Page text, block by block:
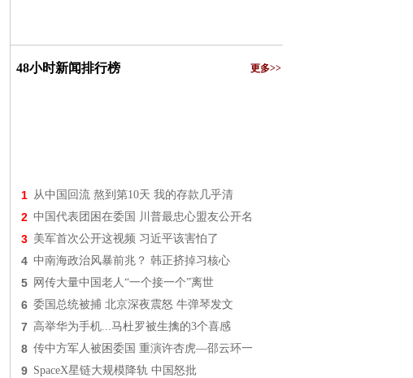
48小时新闻排行榜 更多>>
1 从中国回流 熬到第10天 我的存款几乎清
2 中国代表团困在委国 川普最忠心盟友公开名
3 美军首次公开这视频 习近平该害怕了
4 中南海政治风暴前兆？ 韩正挤掉习核心
5 网传大量中国老人“一个接一个”离世
6 委国总统被捕 北京深夜震怒 牛弹琴发文
7 高举华为手机...马杜罗被生擒的3个喜感
8 传中方军人被困委国 重演许杏虎—邵云环一
9 SpaceX星链大规模降轨 中国怒批